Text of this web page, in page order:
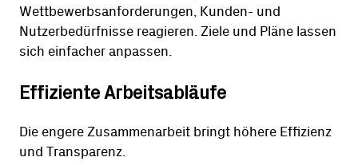
Wettbewerbsanforderungen, Kunden- und
Nutzerbedürfnisse reagieren. Ziele und Pläne lassen
sich einfacher anpassen.
Effiziente Arbeitsabläufe
Die engere Zusammenarbeit bringt höhere Effizienz
und Transparenz.